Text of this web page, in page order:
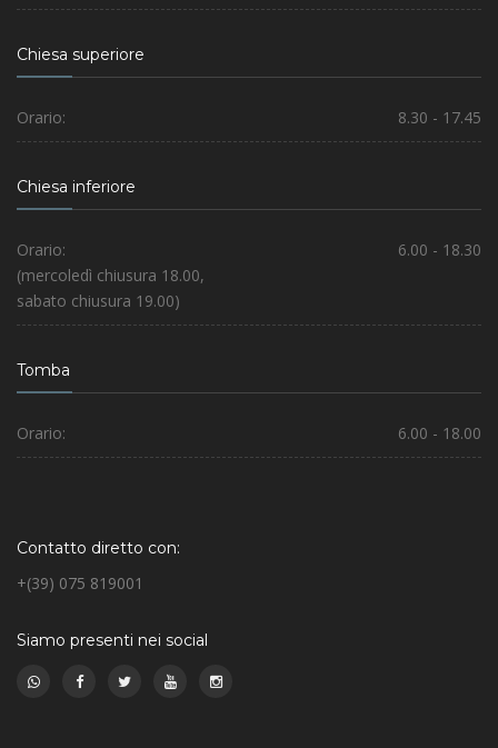
Chiesa superiore
Orario: 8.30 - 17.45
Chiesa inferiore
Orario:
6.00 - 18.30
(mercoledì chiusura 18.00,
sabato chiusura 19.00)
Tomba
Orario: 6.00 - 18.00
Contatto diretto con:
+(39) 075 819001
Siamo presenti nei social